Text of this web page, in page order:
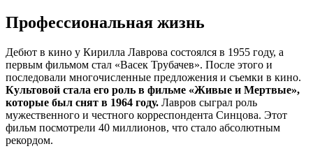
Профессиональная жизнь
Дебют в кино у Кирилла Лаврова состоялся в 1955 году, а
первым фильмом стал «Васек Трубачев». После этого и
последовали многочисленные предложения и съемки в кино.
Культовой стала его роль в фильме «Живые и Мертвые»,
которые был снят в 1964 году. Лавров сыграл роль
мужественного и честного корреспондента Синцова. Этот
фильм посмотрели 40 миллионов, что стало абсолютным
рекордом.